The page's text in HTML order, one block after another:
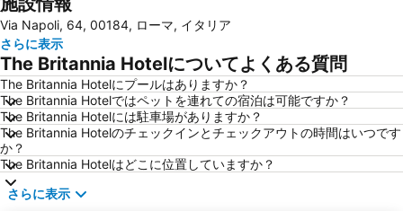
Trastevere
サン・ピエトロ大聖堂
Pantheon
Fiera di Roma
Centro Storico
ポポロ広場
Ostiense
バルベリーニ宮
Prati
Barberini
サンタ・マリア・マッジョーレ大聖堂
サン・ピエトロ広場
Tiburtina
Via Napoli, 64, 00184, ローマ, イタリア
さらに表示
The Britannia Hotelについてよくある質問
The Britannia Hotelにプールはありますか？
The Britannia Hotelではペットを連れての宿泊は可能ですか？
The Britannia Hotelには駐車場がありますか？
The Britannia Hotelのチェックインとチェックアウトの時間はいつです
か？
The Britannia Hotelはどこに位置していますか？
さらに表示